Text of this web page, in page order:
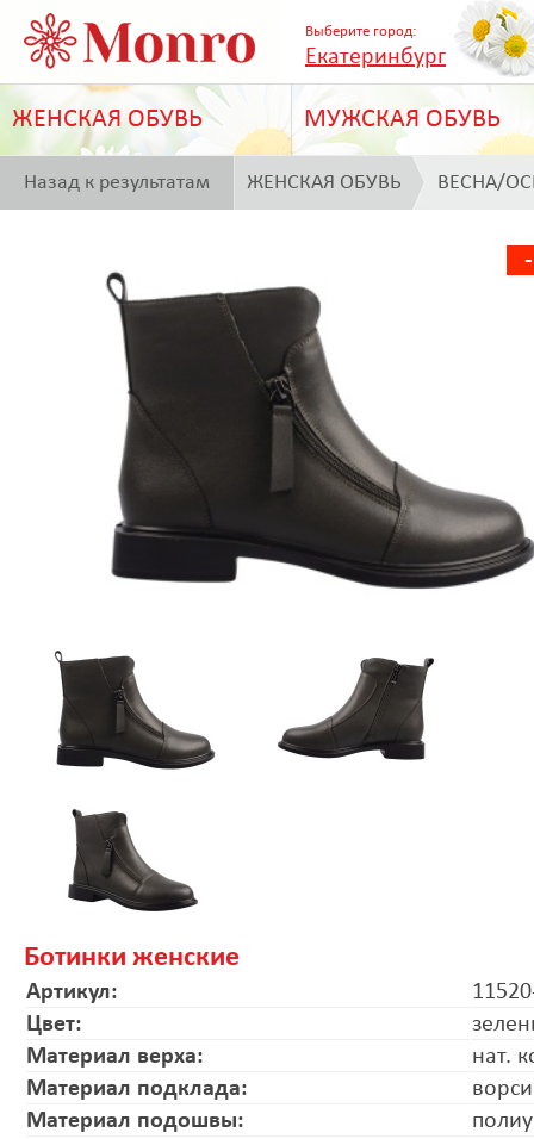
Выберите город:
Екатеринбург
ЖЕНСКАЯ ОБУВЬ МУЖСКАЯ ОБУВЬ
Назад к результатам ЖЕНСКАЯ ОБУВЬ ВЕСНА/
Ботинки женские
Артикул:
Цвет:
Материал верха:
нат.
Материал подклада:
Материал подошвы: